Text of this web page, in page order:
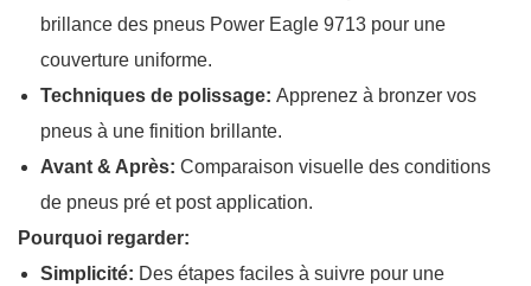
brillance des pneus Power Eagle 9713 pour une
couverture uniforme.
Techniques de polissage:Apprenez à bronzer vos
pneus à une finition brillante.
Avant & Après:Comparaison visuelle des conditions
de pneus pré et post application.
Pourquoi regarder:
Simplicité: Des étapes faciles à suivre pour une